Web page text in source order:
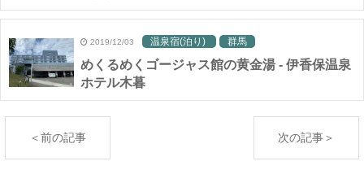
2019/12/03 温泉宿(泊り) 群馬
めくるめくゴージャス館の黄金湯 - 伊香保温泉
ホテル木暮
＜前の記事 次の記事＞